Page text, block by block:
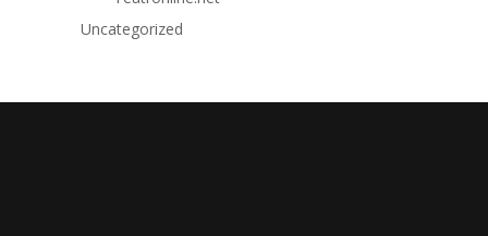
Uncategorized